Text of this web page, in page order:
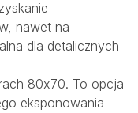
nawet na
dla detalicznych
80x70. To opcja
eksponowania